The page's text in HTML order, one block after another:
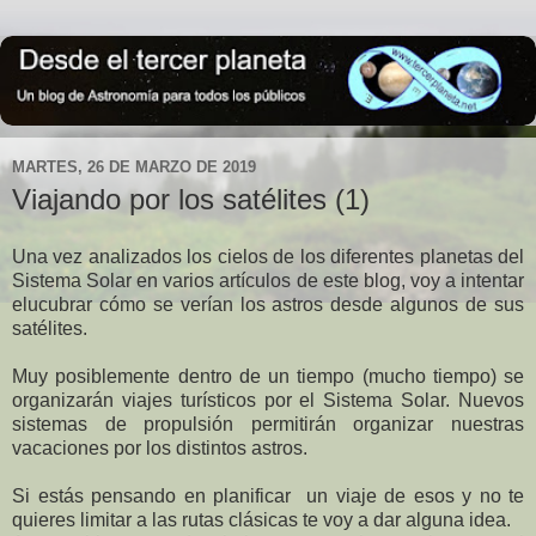
MARTES, 26 DE MARZO DE 2019
Viajando por los satélites (1)
Una vez analizados los cielos de los diferentes planetas del
Sistema Solar en varios artículos de este blog, voy a intentar
elucubrar cómo se verían los astros desde algunos de sus
satélites.
Muy posiblemente dentro de un tiempo (mucho tiempo) se
organizarán viajes turísticos por el Sistema Solar. Nuevos
sistemas de propulsión permitirán organizar nuestras
vacaciones por los distintos astros.
Si estás pensando en planificar un viaje de esos y no te
quieres limitar a las rutas clásicas te voy a dar alguna idea.